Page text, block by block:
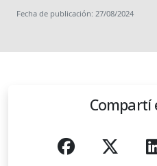
Fecha de publicación: 27/08/2024
Compartí